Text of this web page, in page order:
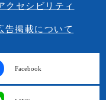
クセシビリティ
告掲載について
Facebook